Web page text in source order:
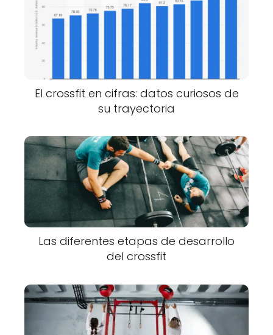
El crossfit en cifras: datos curiosos de
su trayectoria
Las diferentes etapas de desarrollo
del crossfit